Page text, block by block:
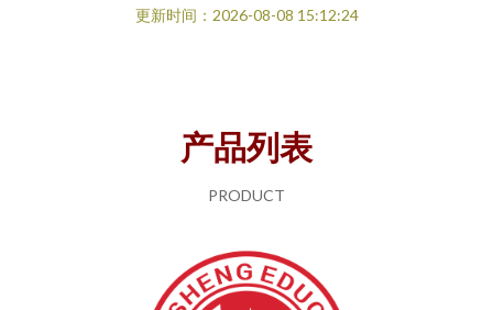
更新时间：2026-08-08 15:12:24
产品列表
PRODUCT